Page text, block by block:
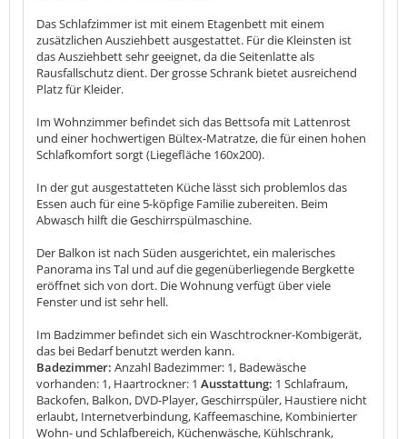
Das Schlafzimmer ist mit einem Etagenbett mit einem
zusätzlichen Ausziehbett ausgestattet. Für die Kleinsten ist
das Ausziehbett sehr geeignet, da die Seitenlatte als
Rausfallschutz dient. Der grosse Schrank bietet ausreichend
Platz für Kleider.
Im Wohnzimmer befindet sich das Bettsofa mit Lattenrost
und einer hochwertigen Bültex-Matratze, die für einen hohen
Schlafkomfort sorgt (Liegefläche 160x200).
In der gut ausgestatteten Küche lässt sich problemlos das
Essen auch für eine 5-köpfige Familie zubereiten. Beim
Abwasch hilft die Geschirrspülmaschine.
Der Balkon ist nach Süden ausgerichtet, ein malerisches
Panorama ins Tal und auf die gegenüberliegende Bergkette
eröffnet sich von dort. Die Wohnung verfügt über viele
Fenster und ist sehr hell.
Im Badzimmer befindet sich ein Waschtrockner-Kombigerät,
das bei Bedarf benutzt werden kann.
Badezimmer: Anzahl Badezimmer: 1, Badewäsche
vorhanden: 1, Haartrockner: 1 Ausstattung: 1 Schlafraum,
Backofen, Balkon, DVD-Player, Geschirrspüler, Haustiere nicht
erlaubt, Internetverbindung, Kaffeemaschine, Kombinierter
Wohn- und Schlafbereich, Küchenwäsche, Kühlschrank,